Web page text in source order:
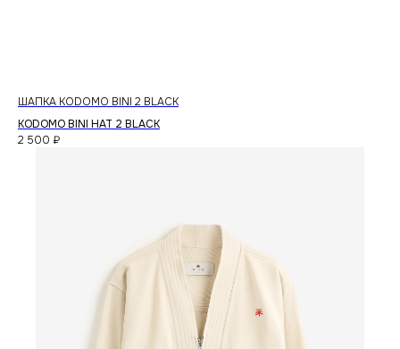
ШАПКА KODOMO BINI 2 BLACK
KODOMO BINI HAT 2 BLACK
2 500 ₽